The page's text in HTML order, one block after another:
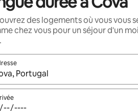
des logements où vous vous
chez vous pour un séjour d'un
les résultats s'affichent, utilisez les